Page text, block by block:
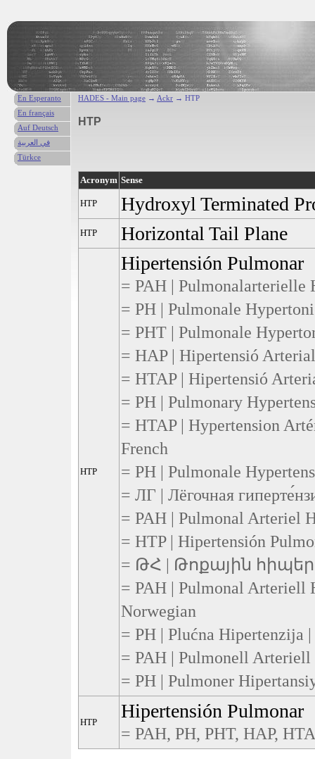
HADES - Main page → Ackr → HTP
HTP
Acronym Sense
HTP Hydroxyl Terminated
HTP Horizontal Tail Plane
HTP
Hipertensión Pulmonar
= PAH | Pulmonalarterielle
= PH | Pulmonale
= PHT | Pulmonale
= HAP | Hipertensió
= HTAP | Hipertensió
= PH | Pulmonary
= HTAP | Hypertension
French
= PH | Pulmonale
= ЛГ | Лёгочная
= PAH | Pulmonal Arteriel
= HTP | Hipertensión
= ԹՀ | Թոքային
= PAH | Pulmonal Arteriell
Norwegian
= PH | Plućna Hipertenzija
= PAH | Pulmonell Arteriell
= PH | Pulmoner
HTP
Hipertensión Pulmonar
= PAH, PH, PHT, HAP,
En Esperanto
En français
Auf Deutsch
في العربية
Türkce